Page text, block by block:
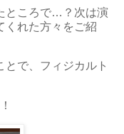
ところで…？次は演
くれた方々をご紹
とで、フィジカルト